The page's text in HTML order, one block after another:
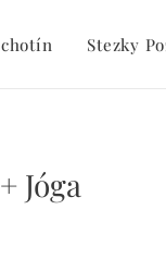
Stezky
Jóga